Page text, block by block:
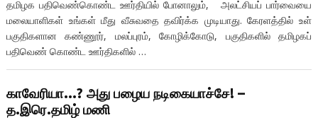
தமிழக பதிவெண்கொண்ட ஊர்தியில் போனாலும், அலட்சியப் பார்வையை
மலையாளிகள் உங்கள் மீது வீசுவதை தவிர்க்க முடியாது. கேரளத்தில் உள்
பகுதிகளான கண்ணூர், மலப்புரம், கோழிக்கோடு, பகுதிகளில் தமிழகப்
பதிவெண் கொண்ட ஊர்திகளில் …
காவேரியா…? அது பழைய நடிகையாச்சே! –
த.இரெ.தமிழ் மணி